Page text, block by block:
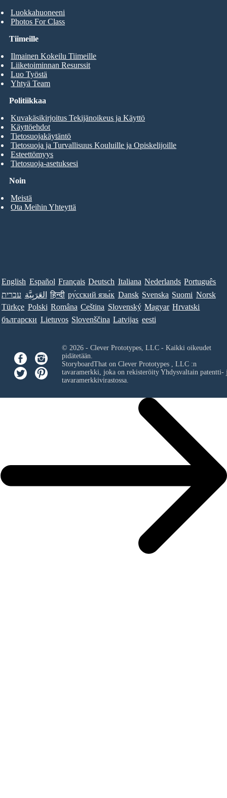
Luokkahuoneeni
Photos For Class
Tiimeille
Ilmainen Kokeilu Tiimeille
Liiketoiminnan Resurssit
Luo Työstä
Yhtyä Team
Noin
Meistä
Ota Meihin Yhteyttä
Politiikkaa
Kuvakäsikirjoitus Tekijänoikeus ja Käyttö
Käyttöehdot
Tietosuojakäytäntö
Tietosuoja ja Turvallisuus Kouluille ja Opiskelijoille
Esteettömyys
Tietosuoja-asetuksesi
English Español Français Deutsch Italiana Nederlands Português
עברית العَرَبِيَّة हिन्दी ру́сский язы́к Dansk Svenska Suomi Norsk
Türkçe Polski Româna Ceština Slovenský Magyar Hrvatski
български Lietuvos Slovenščina Latvijas eesti
© 2026 - Clever Prototypes, LLC - Kaikki oikeudet
pidätetään.
StoryboardThat on Clever Prototypes , LLC:n
tavaramerkki, joka on rekisteröity Yhdysvaltain patentti-
tavaramerkkivirastossa.